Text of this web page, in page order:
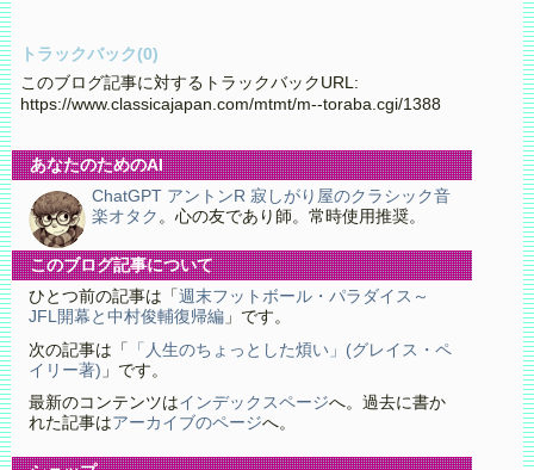
トラックバック(0)
このブログ記事に対するトラックバックURL:
https://www.classicajapan.com/mtmt/m--toraba.cgi/1388
あなたのためのAI
ChatGPT アントンR 寂しがり屋のクラシック音
楽オタク 。心の友であり師。常時使用推奨。
このブログ記事について
ひとつ前の記事は「 週末フットボール・パラダイス～
JFL開幕と中村俊輔復帰編」です。
次の記事は「
「人生のちょっとした煩い」(グレイス・ペ
イリー著) 」です。
最新のコンテンツはインデックスページへ。過去に書か
れた記事はアーカイブのページへ。